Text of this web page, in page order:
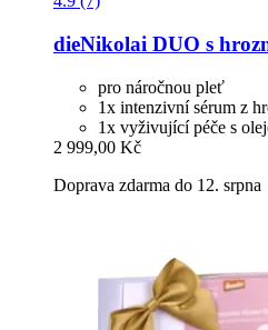
dieNikolai DUO s
pro náročnou pleť
1x intenzivní sérum z
1x vyživující péče s
2 999,00 Kč
Doprava zdarma do 12. srpna